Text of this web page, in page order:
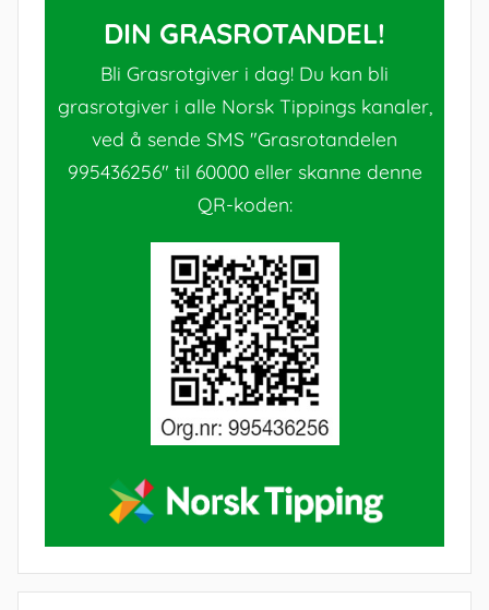
DIN GRASROTANDEL!
Bli Grasrotgiver i dag! Du kan bli
grasrotgiver i alle Norsk Tippings kanaler,
ved å sende SMS "Grasrotandelen
995436256" til 60000 eller skanne denne
QR-koden: